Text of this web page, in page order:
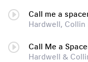
Call me a
Hardwell,
Call Me a
Hardwell &